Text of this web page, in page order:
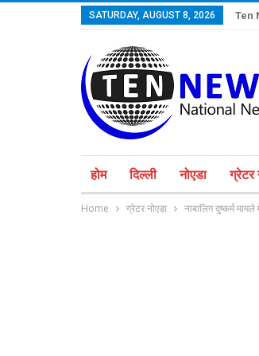
SATURDAY, AUGUST 8, 2026 Ten
होम दिल्ली नोएडा ग्रेटर
Home ग्रेटर नोएडा नाबालिग दुष्कर्म